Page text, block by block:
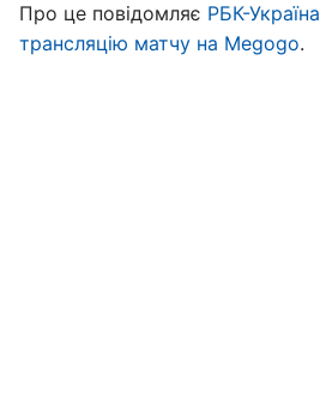
Про це повідомляє РБК-Україна
трансляцію матчу на Megogo.